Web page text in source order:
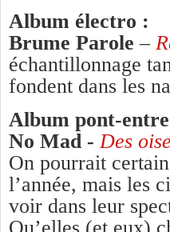
Album électro :
Brume Parole –
échantillonnage
fondent dans les
Album pont-
No Mad - Des
On pourrait
l’année, mais les
voir dans leur